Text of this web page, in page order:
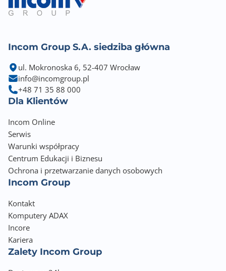
Incom Group S.A. siedziba główna
ul. Mokronoska 6, 52-407 Wrocław
info@incomgroup.pl
+48 71 35 88 000
Dla Klientów
Incom Online
Serwis
Warunki współpracy
Centrum Edukacji i Biznesu
Ochrona i przetwarzanie danych osobowych
Incom Group
Kontakt
Komputery ADAX
Incore
Kariera
Zalety Incom Group